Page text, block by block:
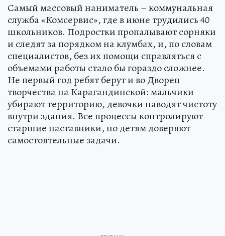
Самый массовый наниматель – коммунальная
служба «Комсервис», где в июне трудились 40
школьников. Подростки пропалывают сорняки
и следят за порядком на клумбах, и, по словам
специалистов, без их помощи справляться с
объемами работы стало бы гораздо сложнее.
Не первый год ребят берут и во Дворец
творчества на Карагандинской: мальчики
убирают территорию, девочки наводят чистоту
внутри здания. Все процессы контролируют
старшие наставники, но детям доверяют
самостоятельные задачи.